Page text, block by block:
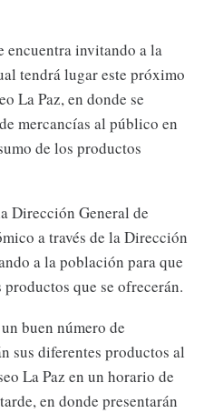
encuentra invitando a la
tendrá lugar este próximo
La Paz, en donde se
mercancías al público en
de los productos
Dirección General de
a través de la Dirección
a la población para que
que se ofrecerán.
buen número de
sus diferentes productos al
La Paz en un horario de
en donde presentarán